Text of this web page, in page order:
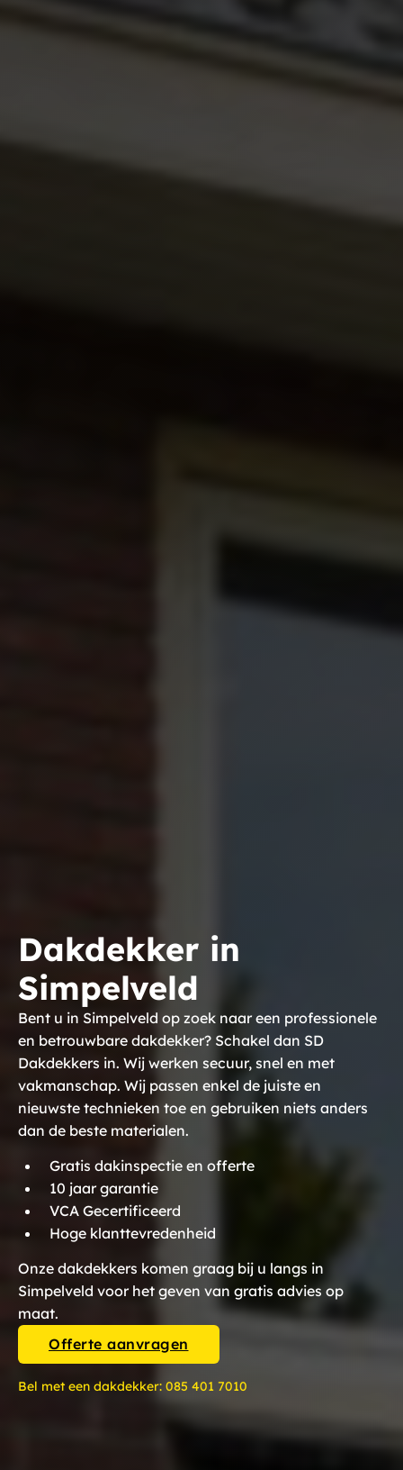
Dakdekker in
Simpelveld
Bent u in Simpelveld op zoek naar een professionele
en betrouwbare dakdekker? Schakel dan SD
Dakdekkers in. Wij werken secuur, snel en met
vakmanschap. Wij passen enkel de juiste en
nieuwste technieken toe en gebruiken niets anders
dan de beste materialen.
Gratis dakinspectie en offerte
10 jaar garantie
VCA Gecertificeerd
Hoge klanttevredenheid
Onze dakdekkers komen graag bij u langs in
Simpelveld voor het geven van gratis advies op
maat.
Offerte aanvragen
Bel met een dakdekker: 085 401 7010